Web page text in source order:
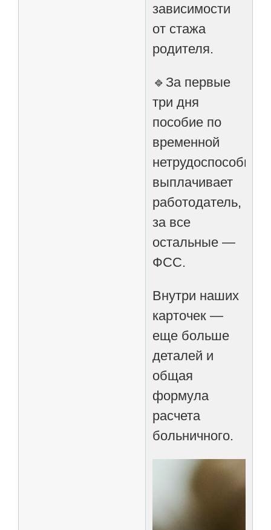
зависимости
от стажа
родителя.
🔹За первые
три дня
пособие по
временной
выплачивает
работодатель,
за все
остальные —
ФСС.
Внутри наших
карточек —
еще больше
деталей и
общая
формула
расчета
больничного.